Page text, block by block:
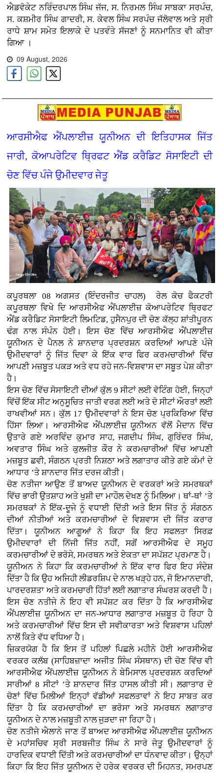
ਐਡਵੋਕੇਟ ਨਰਿੰਦਰਪਾਲ ਸਿੰਘ ਜੱਜ, ਸ. ਨਿਰਮਲ ਸਿੰਘ ਸਾਬਕਾ ਸਰਪੰਚ,
ਸ. ਕਸ਼ਮੀਰ ਸਿੰਘ ਗਾਦਰੀ, ਸ. ਕੇਵਲ ਸਿੰਘ ਸਰਪੰਚ ਜੱਲੋਵਾਲ ਅਤੇ ਸ੍ਰੀ
ਰਾਧੇ ਸ਼ਾਮ ਸਮੇਤ ਇਲਾਕੇ ਦੇ ਪਤਵੰਤੇ ਸੱਜਣਾਂ ਨੂੰ ਸਨਮਾਨਿਤ ਵੀ ਕੀਤਾ
ਗਿਆ ।
09 August, 2026
ਆਰਸੀਐਫ ਐਂਪਲਾਈਜ਼ ਯੂਨੀਅਨ ਦੀ ਇਤਿਹਾਸਕ ਜਿੱਤ
ਜਾਰੀ, ਕੋਆਪਰੇਟਿਵ ਥ੍ਰਿਫਟ ਐਂਡ ਕਰੈਡਿਟ ਸੋਸਾਇਟੀ ਦੀ
ਚੋਣ ਵਿੱਚ ਪੰਜੇ ਉਮੀਦਵਾਰ ਜੇਤੂ
ਕਪੂਰਥਲਾ 08 ਅਗਸਤ (ਇੰਦਰਜੀਤ ਚਾਹਲ)
ਰੇਲ ਕੋਚ ਫੈਕਟਰੀ
ਕਪੂਰਥਲਾ ਵਿਖੇ ਦਿ ਆਰਸੀਐਫ ਐਂਪਲਾਈਜ਼ ਕੋਆਪਰੇਟਿਵ ਥ੍ਰਿਫਟ
ਐਂਡ ਕਰੈਡਿਟ ਸੋਸਾਇਟੀ ਲਿਮਟਿਡ, ਹੁਸੈਨਪੁਰ ਦੀ ਚੋਣ ਕੱਲ੍ਹ ਸ਼ਾਂਤੀਪੂਰਨ
ਢੰਗ ਨਾਲ ਸੰਪੰਨ ਹੋਈ। ਇਸ ਚੋਣ ਵਿੱਚ ਆਰਸੀਐਫ ਐਂਪਲਾਈਜ਼
ਯੂਨੀਅਨ ਦੇ ਪੈਨਲ ਨੇ ਸ਼ਾਨਦਾਰ ਪ੍ਰਦਰਸ਼ਨ ਕਰਦਿਆਂ ਆਪਣੇ ਪੰਜੇ
ਉਮੀਦਵਾਰਾਂ ਨੂੰ ਜਿੱਤ ਦਿਵਾ ਕੇ ਇੱਕ ਵਾਰ ਫਿਰ ਕਰਮਚਾਰੀਆਂ ਵਿੱਚ
ਆਪਣੀ ਮਜ਼ਬੂਤ ਪਕੜ ਅਤੇ ਵਧ ਰਹੇ ਜਨ-ਵਿਸ਼ਵਾਸ ਦਾ ਸਬੂਤ ਪੇਸ਼ ਕੀਤਾ
ਹੈ।
ਇਸ ਚੋਣ ਵਿੱਚ ਸੋਸਾਇਟੀ ਦੀਆਂ ਕੁੱਲ 9 ਸੀਟਾਂ ਲਈ ਵੋਟਿੰਗ ਹੋਈ, ਜਿਨ੍ਹਾਂ
ਵਿੱਚੋਂ ਇੱਕ ਸੀਟ ਅਨੁਸੂਚਿਤ ਜਾਤੀ ਵਰਗ ਲਈ ਅਤੇ ਦੋ ਸੀਟਾਂ ਔਰਤਾਂ ਲਈ
ਰਾਖਵੀਆਂ ਸਨ। ਕੁੱਲ 17 ਉਮੀਦਵਾਰਾਂ ਨੇ ਇਸ ਚੋਣ ਪ੍ਰਕਿਰਿਆ ਵਿੱਚ
ਹਿੱਸਾ ਲਿਆ। ਆਰਸੀਐਫ ਐਂਪਲਾਈਜ਼ ਯੂਨੀਅਨ ਵੱਲੋਂ ਮੈਦਾਨ ਵਿੱਚ
ਉਤਾਰੇ ਗਏ ਅਰਵਿੰਦ ਕੁਮਾਰ ਸਾਹ, ਜਗਦੀਪ ਸਿੰਘ, ਗੁਰਿੰਦਰ ਸਿੰਘ,
ਅਵਤਾਰ ਸਿੰਘ ਅਤੇ ਕੁਲਜੀਤ ਕੌਰ ਨੇ ਕਰਮਚਾਰੀਆਂ ਵਿੱਚ ਆਪਣੀ
ਮਜ਼ਬੂਤ ਛਵੀ, ਸੰਗਠਨ ਪ੍ਰਤੀ ਨਿਸ਼ਠਾ ਅਤੇ ਲਗਾਤਾਰ ਕੀਤੇ ਗਏ ਕੰਮਾਂ ਦੇ
ਆਧਾਰ ’ਤੇ ਸ਼ਾਨਦਾਰ ਜਿੱਤ ਦਰਜ ਕੀਤੀ।
ਚੋਣ ਨਤੀਜਾ ਆਉਣ ਤੋਂ ਬਾਅਦ ਯੂਨੀਅਨ ਦੇ ਵਰਕਰਾਂ ਅਤੇ ਸਮਰਥਕਾਂ
ਵਿੱਚ ਭਾਰੀ ਉਤਸ਼ਾਹ ਅਤੇ ਖੁਸ਼ੀ ਦਾ ਮਾਹੌਲ ਦੇਖਣ ਨੂੰ ਮਿਲਿਆ। ਥਾਂ-ਥਾਂ ’ਤੇ
ਸਮਰਥਕਾਂ ਨੇ ਇੱਕ-ਦੂਜੇ ਨੂੰ ਵਧਾਈ ਦਿੱਤੀ ਅਤੇ ਇਸ ਜਿੱਤ ਨੂੰ ਸੰਗਠਨ
ਦੀਆਂ ਨੀਤੀਆਂ ਅਤੇ ਕਰਮਚਾਰੀਆਂ ਦੇ ਵਿਸ਼ਵਾਸ ਦੀ ਜਿੱਤ ਕਰਾਰ
ਦਿੱਤਾ। ਯੂਨੀਅਨ ਆਗੂਆਂ ਨੇ ਕਿਹਾ ਕਿ ਇਹ ਸਫਲਤਾ ਸਿਰਫ਼
ਉਮੀਦਵਾਰਾਂ ਦੀ ਨਿੱਜੀ ਜਿੱਤ ਨਹੀਂ, ਸਗੋਂ ਆਰਸੀਐਫ ਦੇ ਸਮੂਹ
ਕਰਮਚਾਰੀਆਂ ਦੇ ਭਰੋਸੇ, ਸਮਰਥਨ ਅਤੇ ਏਕਤਾ ਦਾ ਸਪੱਸ਼ਟ ਪ੍ਰਮਾਣ ਹੈ।
ਯੂਨੀਅਨ ਨੇ ਕਿਹਾ ਕਿ ਕਰਮਚਾਰੀਆਂ ਨੇ ਇੱਕ ਵਾਰ ਫਿਰ ਇਹ ਸੰਦੇਸ਼
ਦਿੱਤਾ ਹੈ ਕਿ ਉਹ ਅਜਿਹੀ ਲੀਡਰਸ਼ਿਪ ਦੇ ਨਾਲ ਖੜ੍ਹੇ ਹਨ, ਜੋ ਇਮਾਨਦਾਰੀ,
ਪਾਰਦਰਸ਼ਤਾ ਅਤੇ ਕਰਮਚਾਰੀ ਹਿੱਤਾਂ ਲਈ ਲਗਾਤਾਰ ਸੰਘਰਸ਼ ਕਰਦੀ ਹੈ।
ਇਸ ਚੋਣ ਨਤੀਜੇ ਨੇ ਇਹ ਵੀ ਸਪੱਸ਼ਟ ਕਰ ਦਿੱਤਾ ਹੈ ਕਿ ਆਰਸੀਐਫ
ਐਂਪਲਾਈਜ਼ ਯੂਨੀਅਨ ਦਾ ਜਨ-ਆਧਾਰ ਲਗਾਤਾਰ ਮਜ਼ਬੂਤ ਹੋ ਰਿਹਾ ਹੈ
ਅਤੇ ਕਰਮਚਾਰੀਆਂ ਵਿੱਚ ਇਸ ਦੀ ਸਵੀਕਾਰਤਾ ਅਤੇ ਵਿਸ਼ਵਾਸ ਪਹਿਲਾਂ
ਨਾਲੋਂ ਕਿਤੇ ਵੱਧ ਵਧਿਆ ਹੈ।
ਜ਼ਿਕਰਯੋਗ ਹੈ ਕਿ ਇਸ ਤੋਂ ਪਹਿਲਾਂ ਪਿਛਲੇ ਮਹੀਨੇ ਹੋਈ ਆਰਸੀਐਫ
ਵਰਕਰ ਕਲੱਬ (ਸਾਹਿਬਜ਼ਾਦਾ ਅਜੀਤ ਸਿੰਘ ਸੰਸਥਾਨ) ਦੀ ਚੋਣ ਵਿੱਚ ਵੀ
ਆਰਸੀਐਫ ਐਂਪਲਾਈਜ਼ ਯੂਨੀਅਨ ਨੇ ਬੇਮਿਸਾਲ ਪ੍ਰਦਰਸ਼ਨ ਕਰਦਿਆਂ
ਸਾਰੀਆਂ 8 ਸੀਟਾਂ ’ਤੇ ਸ਼ਾਨਦਾਰ ਜਿੱਤ ਹਾਸਲ ਕੀਤੀ ਸੀ। ਲਗਾਤਾਰ ਦੋ
ਚੋਣਾਂ ਵਿੱਚ ਮਿਲੀਆਂ ਇਨ੍ਹਾਂ ਵੱਡੀਆਂ ਸਫਲਤਾਵਾਂ ਨੇ ਇਹ ਸਾਬਤ ਕਰ
ਦਿੱਤਾ ਹੈ ਕਿ ਕਰਮਚਾਰੀਆਂ ਦਾ ਭਰੋਸਾ ਅਤੇ ਸਮਰਥਨ ਲਗਾਤਾਰ
ਯੂਨੀਅਨ ਦੇ ਨਾਲ ਮਜ਼ਬੂਤੀ ਨਾਲ ਜੁੜਦਾ ਜਾ ਰਿਹਾ ਹੈ।
ਚੋਣ ਨਤੀਜੇ ਐਲਾਨੇ ਜਾਣ ਤੋਂ ਬਾਅਦ ਆਰਸੀਐਫ ਐਂਪਲਾਈਜ਼ ਯੂਨੀਅਨ
ਦੇ ਮਹਾਂਸਚਿਵ ਸ੍ਰੀ ਸਰਬਜੀਤ ਸਿੰਘ ਨੇ ਸਾਰੇ ਜੇਤੂ ਉਮੀਦਵਾਰਾਂ ਨੂੰ
ਹਾਰਦਿਕ ਵਧਾਈ ਦਿੱਤੀ ਅਤੇ ਕਰਮਚਾਰੀਆਂ ਦਾ ਧੰਨਵਾਦ ਕੀਤਾ। ਉਨ੍ਹਾਂ
ਕਿਹਾ ਕਿ ਇਹ ਜਿੱਤ ਯੂਨੀਅਨ ਦੇ ਹਰੇਕ ਵਰਕਰ ਦੀ ਮਿਹਨਤ, ਸਮਰਪਣ